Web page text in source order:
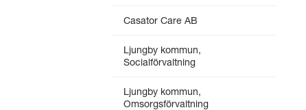
Casator Care AB
Ljungby kommun,
Socialförvaltning
Ljungby kommun,
Omsorgsförvaltning